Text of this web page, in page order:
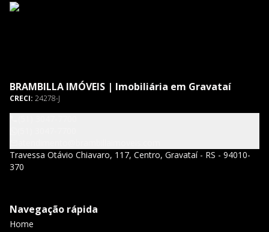
BRAMBILLA IMÓVEIS | Imobiliária em Gravataí
CRECI: 24278-J
Travessa Otávio Chiavaro, 117, Centro, Gravataí - RS - 94010-
370
Navegação rápida
Home